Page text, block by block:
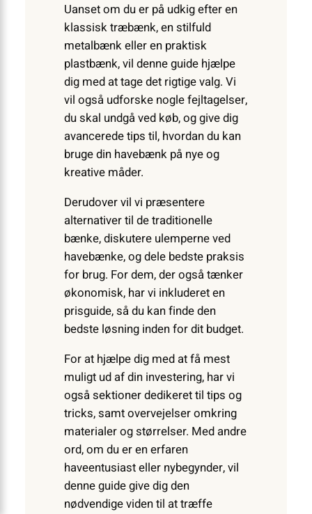
Uanset om du er på udkig efter en
klassisk træbænk, en stilfuld
metalbænk eller en praktisk
plastbænk, vil denne guide hjælpe
dig med at tage det rigtige valg. Vi
vil også udforske nogle fejltagelser,
du skal undgå ved køb, og give dig
avancerede tips til, hvordan du kan
bruge din havebænk på nye og
kreative måder.
Derudover vil vi præsentere
alternativer til de traditionelle
bænke, diskutere ulemperne ved
havebænke, og dele bedste praksis
for brug. For dem, der også tænker
økonomisk, har vi inkluderet en
prisguide, så du kan finde den
bedste løsning inden for dit budget.
For at hjælpe dig med at få mest
muligt ud af din investering, har vi
også sektioner dedikeret til tips og
tricks, samt overvejelser omkring
materialer og størrelser. Med andre
ord, om du er en erfaren
haveentusiast eller nybegynder, vil
denne guide give dig den
nødvendige viden til at træffe